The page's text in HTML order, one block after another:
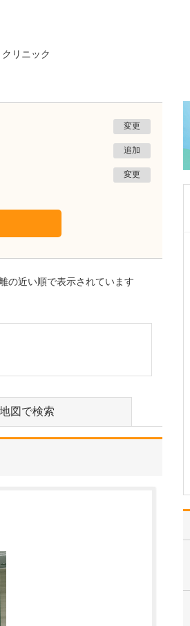
リニック
変更
追加
変更
の近い順で表示されています
地図で検索
リニック
雅院長取材記事
することによ
の見落としを
精度が高まる
ん、その患者